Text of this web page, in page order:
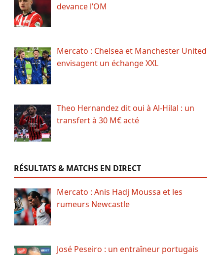
devance l’OM
Mercato : Chelsea et Manchester United
envisagent un échange XXL
Theo Hernandez dit oui à Al-Hilal : un
transfert à 30 M€ acté
RÉSULTATS & MATCHS EN DIRECT
Mercato : Anis Hadj Moussa et les
rumeurs Newcastle
José Peseiro : un entraîneur portugais